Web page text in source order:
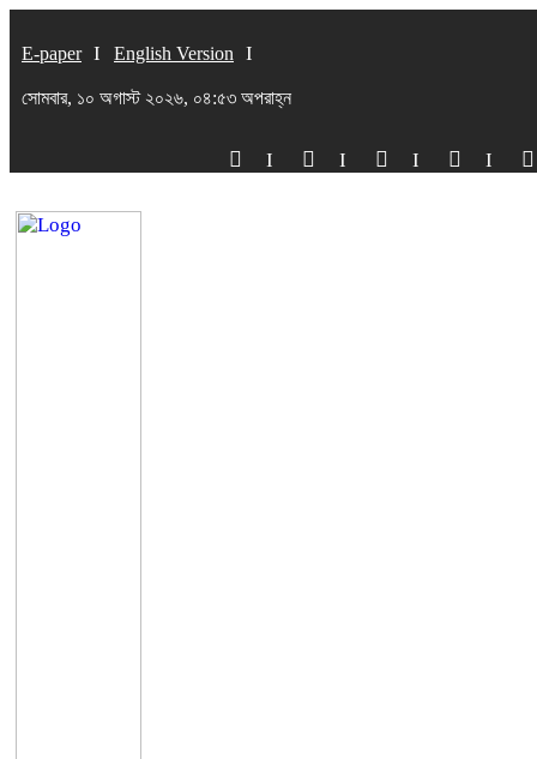
E-paper English Version
সোমবার, ১০ অগাস্ট ২০২৬, ০৪:৫৩ অপরাহ্ন